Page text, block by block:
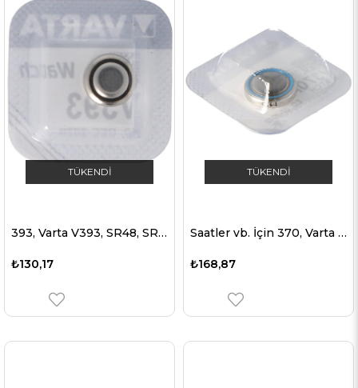
TÜKENDI
393, Varta V393, SR48, SR754W, saatler vb için Vinnic L754 düğme hücresiyle aynı.
₺130,17
TÜKENDI
Saatler vb. İçin 370, Varta V370, SR69, SR920W düğme hücresi.
₺168,87